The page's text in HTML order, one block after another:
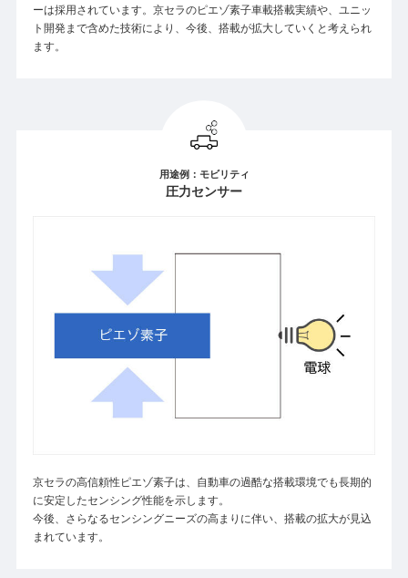
ーは採用されています。京セラのピエゾ素子車載搭載実績や、ユニッ
ト開発まで含めた技術により、今後、搭載が拡大していくと考えられ
ます。
用途例：モビリティ
圧力センサー
京セラの高信頼性ピエゾ素子は、自動車の過酷な搭載環境でも長期的
に安定したセンシング性能を示します。
今後、さらなるセンシングニーズの高まりに伴い、搭載の拡大が見込
まれています。